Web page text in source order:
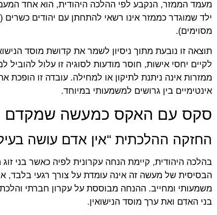
מעמד הממזר, הנקבע לפי ההלכה היהודית, הוא אחד
ילד שמוגדר כממזר אינו רשאי להתחתן עם יהודים
מסוימים).
תוצאה זו נובעת מתוך ניסיון לשמר את קדושת מוסד
לקיים יחסי אישות, חוסר מודעות לסוגיה זו עלול להוביל
ממזרות אינה ניתנת לתיקון או למחילה. עובדה זו הופכת
אינטימיים בין גרושים למשמעותי במיוחד.
סקס עם האקס כמעשה שמקדם
החזקה ההלכתית “אין אדם עושה
בהלכה היהודית, קיימת הנחה עקרונית לפיה כאשר בני זוג
הבסיסית של מעשה זה אינה עומדת על צורך רגעי בלבד,
משמעותי ומחייב. ההנחה מבוססת על עקרון חברתי
בני האדם ואת ערך מוסד הנישואין.
אביחי ש.
★
★
★
★
★
עו"ד עם נשמה טובה. עזרה לי במספר עניינים מגוונים
במשך השנים בנאמנות, במסירות ובמקצועיות. חוץ
מזה, היא מאוד חביבה, נגישה וחמודה.
★
★
★
★
לפני
כבר
היא
לקחת
צנועה
ממקום